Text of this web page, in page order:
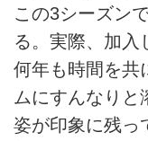
この3シーズン
る。実際、加入
何年も時間を共
ムにすんなりと
姿が印象に残っ